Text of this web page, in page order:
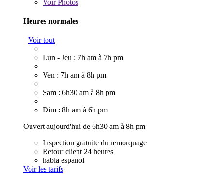
VoirPhotos
Heures normales
Voir tout
Lun - Jeu : 7h am à 7h pm
Ven : 7h am à 8h pm
Sam : 6h30 am à 8h pm
Dim : 8h am à 6h pm
Ouvert aujourd'hui de 6h30 am à 8h pm
Inspection gratuite du remorquage
Retour client 24 heures
habla español
Voir les tarifs